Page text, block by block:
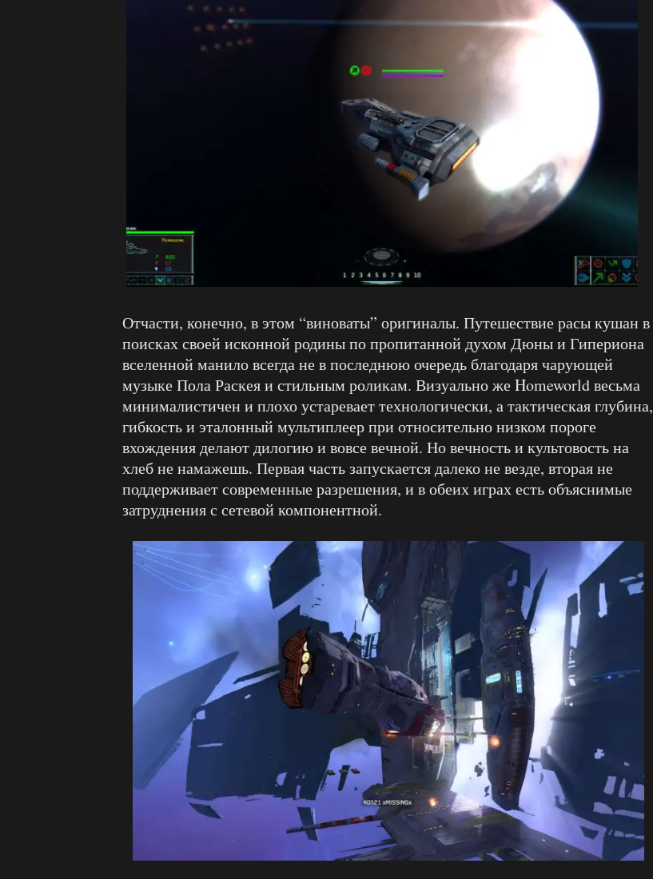
Отчасти, конечно, в этом “виноваты” оригиналы. Путешествие расы кушан в
поисках своей исконной родины по пропитанной духом Дюны и Гипериона
вселенной манило всегда не в последнюю очередь благодаря чарующей
музыке Пола Раскея и стильным роликам. Визуально же Homeworld весьма
минималистичен и плохо устаревает технологически, а тактическая глубина,
гибкость и эталонный мультиплеер при относительно низком пороге
вхождения делают дилогию и вовсе вечной. Но вечность и культовость на
хлеб не намажешь. Первая часть запускается далеко не везде, вторая не
поддерживает современные разрешения, и в обеих играх есть объяснимые
затруднения с сетевой компонентной.